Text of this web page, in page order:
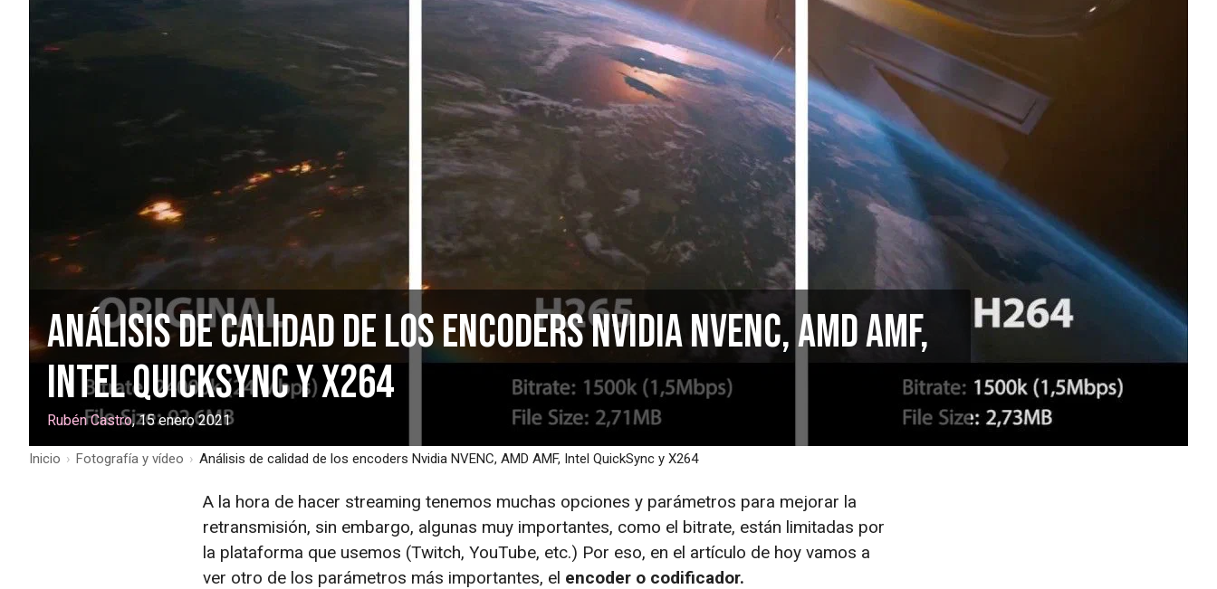
Análisis de calidad de los encoders Nvidia NVENC, AMD AMF,
Intel QuickSync y X264
Rubén Castro, 15 enero 2021
Inicio › Fotografía y vídeo › Análisis de calidad de los encoders Nvidia NVENC, AMD AMF, Intel QuickSync y X264
A la hora de hacer streaming tenemos muchas opciones y parámetros para mejorar la
retransmisión, sin embargo, algunas muy importantes, como el bitrate, están limitadas por
la plataforma que usemos (Twitch, YouTube, etc.) Por eso, en el artículo de hoy vamos a
ver otro de los parámetros más importantes, el encoder o codificador.